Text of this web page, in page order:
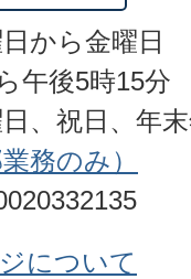
から金曜日
午後5時15分
日、祝日、年
務のみ）
について